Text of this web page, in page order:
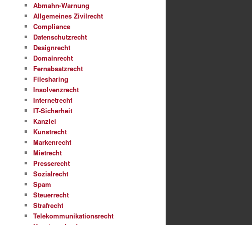
Abmahn-Warnung
Allgemeines Zivilrecht
Compliance
Datenschutzrecht
Designrecht
Domainrecht
Fernabsatzrecht
Filesharing
Insolvenzrecht
Internetrecht
IT-Sicherheit
Kanzlei
Kunstrecht
Markenrecht
Mietrecht
Presserecht
Sozialrecht
Spam
Steuerrecht
Strafrecht
Telekommunikationsrecht